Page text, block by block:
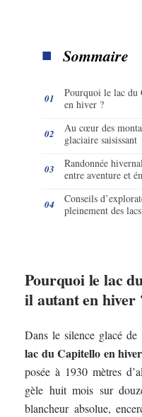
Sommaire
Pourquoi le lac
en hiver ?
Au cœur des
glaciaire saisissant
Randonnée
entre aventure et
Conseils
pleinement des
Pourquoi le lac
il autant en hiver
Dans le silence glacé de
lac du Capitello en hiver
posée à 1930 mètres
gèle huit mois sur
blancheur absolue,